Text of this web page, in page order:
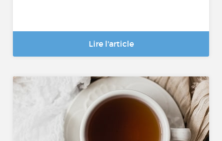
Lire l'article